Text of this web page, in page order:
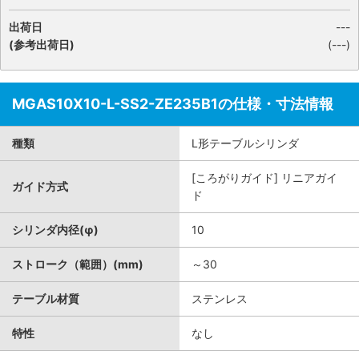
出荷日
(参考出荷日)
---
(---)
MGAS10X10-L-SS2-ZE235B1の仕様・寸法情報
種類 L形テーブルシリンダ
ガイド方式
[ころがりガイド] リニアガイ
ド
シリンダ内径(φ) 10
ストローク（範囲）(mm) ～30
テーブル材質 ステンレス
特性 なし